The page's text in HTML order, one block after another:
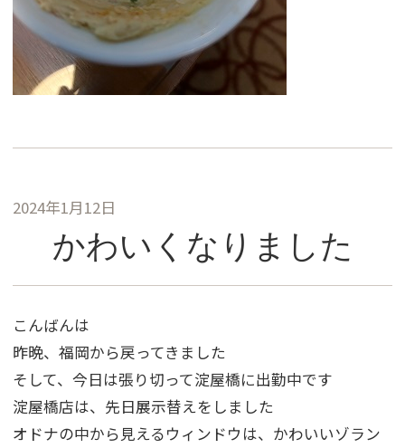
2024年1月12日
かわいくなりました
こんばんは
昨晩、福岡から戻ってきました
そして、今日は張り切って淀屋橋に出勤中です
淀屋橋店は、先日展示替えをしました
オドナの中から見えるウィンドウは、かわいいゾラン